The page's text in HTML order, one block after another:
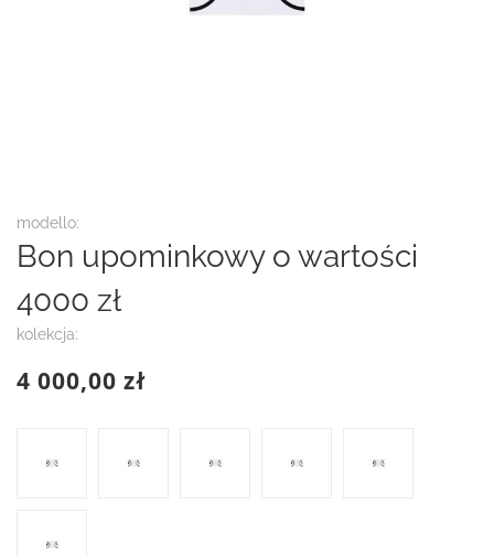
modello:
Bon upominkowy o wartości
4000 zł
kolekcja:
4 000,00 zł
Przejdź
na
początek